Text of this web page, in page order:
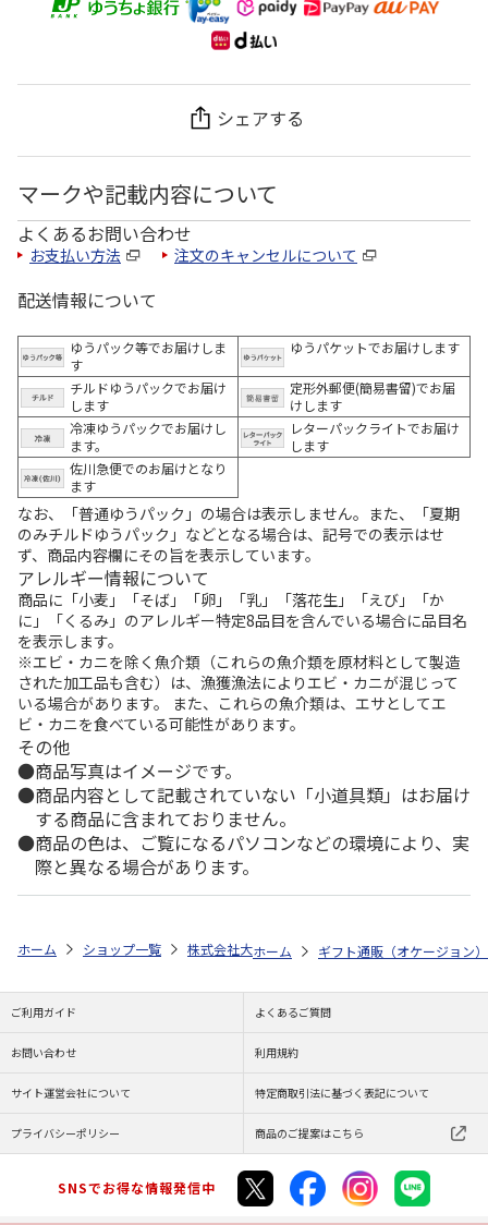
シェアする
マークや記載内容について
よくあるお問い合わせ
お支払い方法 注文のキャンセルについて
配送情報について
ゆうパック等でお届けしま
す
ゆうパケットでお届けします
チルドゆうパックでお届け
します
定形外郵便(簡易書留)でお届
けします
冷凍ゆうパックでお届けし
ます。
レターパックライトでお届け
します
佐川急便でのお届けとなり
ます
なお、「普通ゆうパック」の場合は表示しません。また、「夏期
のみチルドゆうパック」などとなる場合は、記号での表示はせ
ず、商品内容欄にその旨を表示しています。
アレルギー情報について
商品に「小麦」「そば」「卵」「乳」「落花生」「えび」「か
に」「くるみ」のアレルギー特定8品目を含んでいる場合に品目名
を表示します。
※エビ・カニを除く魚介類（これらの魚介類を原材料として製造
された加工品も含む）は、漁獲漁法によりエビ・カニが混じって
いる場合があります。 また、これらの魚介類は、エサとしてエ
ビ・カニを食べている可能性があります。
その他
商品写真はイメージです。
商品内容として記載されていない「小道具類」はお届け
する商品に含まれておりません。
商品の色は、ご覧になるパソコンなどの環境により、実
際と異なる場合があります。
ホーム ショップ一覧 株式会社大和 ≪沙羅≫ 桔梗
ホーム ギフト通販（オケージョン）
ご利用ガイド よくあるご質問
お問い合わせ 利用規約
サイト運営会社について 特定商取引法に基づく表記について
プライバシーポリシー 商品のご提案はこちら
SNSでお得な情報発信中